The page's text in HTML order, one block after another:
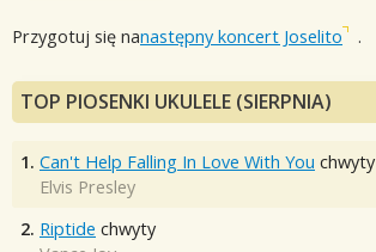
Przygotuj się nanastępny koncert Joselito .
TOP PIOSENKI UKULELE (SIERPNIA)
1. Can't Help Falling In Love With You chwyty
Elvis Presley
2. Riptide chwyty